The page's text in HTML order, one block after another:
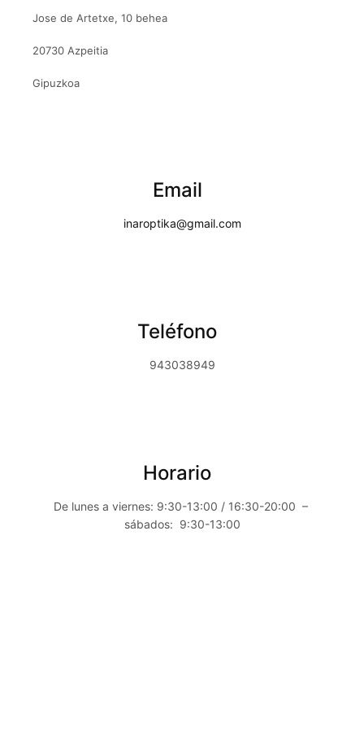
Jose de Artetxe, 10 behea
20730 Azpeitia
Gipuzkoa
Email
inaroptika@gmail.com
Teléfono
943038949
Horario
De lunes a viernes: 9:30-13:00 / 16:30-20:00 –
sábados: 9:30-13:00